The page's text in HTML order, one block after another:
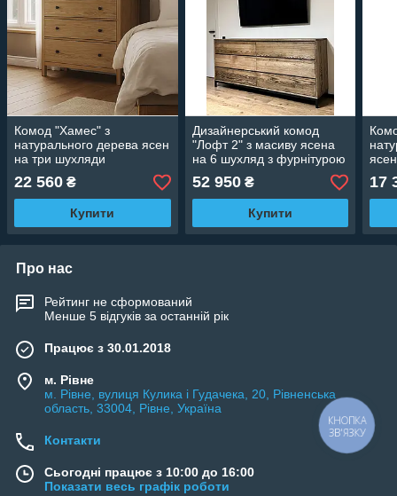
Комод "Хамес" з
натурального дерева ясен
на три шухляди
22 560 ₴
Купити
Дизайнерський комод
"Лофт 2" з масиву ясена
на 6 шухляд з фурнітурою
52 950₴
Купити
17
Про нас
Рейтинг не сформований
Менше 5 відгуків за останній рік
Працює з 30.01.2018
м. Рівне
м. Рівне, вулиця Кулика і Гудачека, 20, Рівненська
область, 33004, Рівне, Україна
Контакти
Сьогодні працює з 10:00 до 16:00
Показати весь графік роботи
КНОПКА
ЗВ'ЯЗКУ